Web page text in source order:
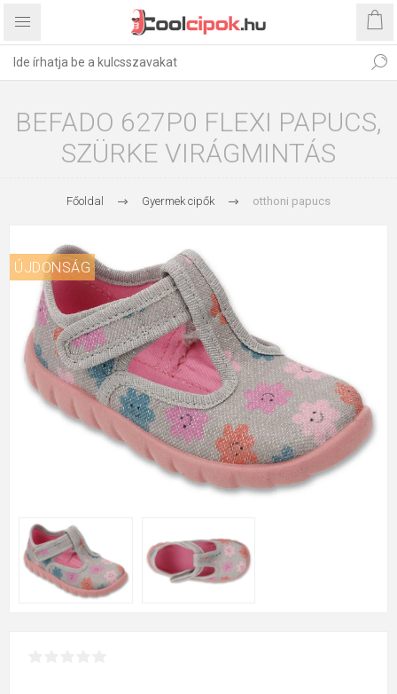
BEFADO 627P0 FLEXI PAPUCS,
SZÜRKE VIRÁGMINTÁS
Főoldal Gyermek cipők otthoni papucs
ÚJDONSÁG